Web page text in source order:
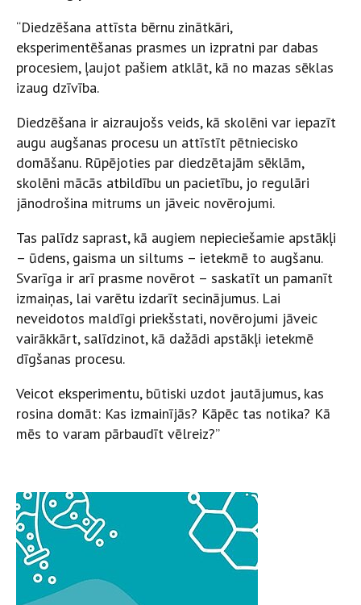
“Diedzēšana attīsta bērnu zinātkāri,
eksperimentēšanas prasmes un izpratni par dabas
procesiem, ļaujot pašiem atklāt, kā no mazas sēklas
izaug dzīvība.
Diedzēšana ir aizraujošs veids, kā skolēni var iepazīt
augu augšanas procesu un attīstīt pētniecisko
domāšanu. Rūpējoties par diedzētajām sēklām,
skolēni mācās atbildību un pacietību, jo regulāri
jānodrošina mitrums un jāveic novērojumi.
Tas palīdz saprast, kā augiem nepieciešamie apstākļi
– ūdens, gaisma un siltums – ietekmē to augšanu.
Svarīga ir arī prasme novērot – saskatīt un pamanīt
izmaiņas, lai varētu izdarīt secinājumus. Lai
neveidotos maldīgi priekšstati, novērojumi jāveic
vairākkārt, salīdzinot, kā dažādi apstākļi ietekmē
dīgšanas procesu.
Veicot eksperimentu, būtiski uzdot jautājumus, kas
rosina domāt: Kas izmainījās? Kāpēc tas notika? Kā
mēs to varam pārbaudīt vēlreiz?”